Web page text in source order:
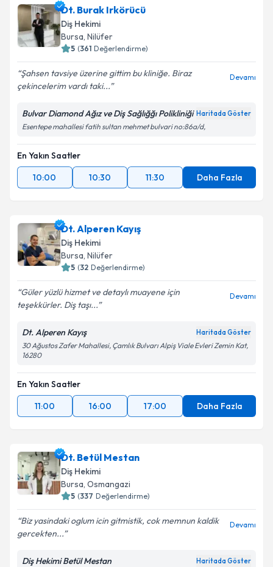
Dt. Burak Irkörücü
Diş Hekimi
Bursa, Nilüfer
5 (361 Değerlendirme)
Şahsen tavsiye üzerine gittim bu kliniğe. Biraz
çekincelerim vardı taki...
Devamı
Bulvar Diamond Ağız ve Diş Sağlığğı Polikliniği Haritada Göster
Esentepe mahallesi fatih sultan mehmet bulvari no:86a/d,
En Yakın Saatler
10:00
10:30 11:30 Daha Fazla
Dt. Alperen Kayış
Diş Hekimi
Bursa, Nilüfer
5 (32 Değerlendirme)
Güler yüzlü hizmet ve detaylı muayene için
teşekkürler. Diş taşı...
Devamı
Dt. Alperen Kayış Haritada Göster
30 Ağustos Zafer Mahallesi, Çamlık Bulvarı Alpiş Viale Evleri Zemin Kat,
16280
En Yakın Saatler
11:00
16:00 17:00 Daha Fazla
Dt. Betül Mestan
Diş Hekimi
Bursa, Osmangazi
5 (337 Değerlendirme)
Biz yasindaki oglum icin gitmistik, cok memnun kaldik
gercekten...
Devamı
Diş Hekimi Betül Mestan Haritada Göster